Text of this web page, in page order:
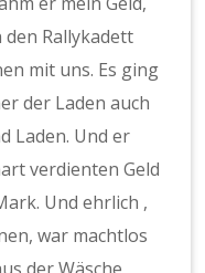
Rallykadett
mit uns. Es ging
der Laden auch
Laden. Und er
verdienten Geld
Und ehrlich ,
war machtlos